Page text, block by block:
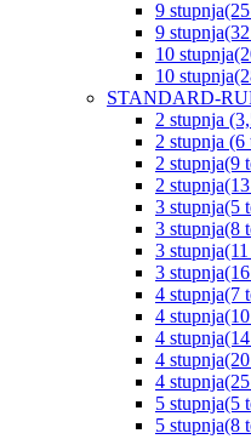
9
9
10
10
STANDARD-
2 stupnja
2 stupnja (6
2 stupnja(9
2
3 stupnja(5
3 stupnja(8
3
3
4 stupnja(7
4
4
4
4
5 stupnja(5
5 stupnja(8